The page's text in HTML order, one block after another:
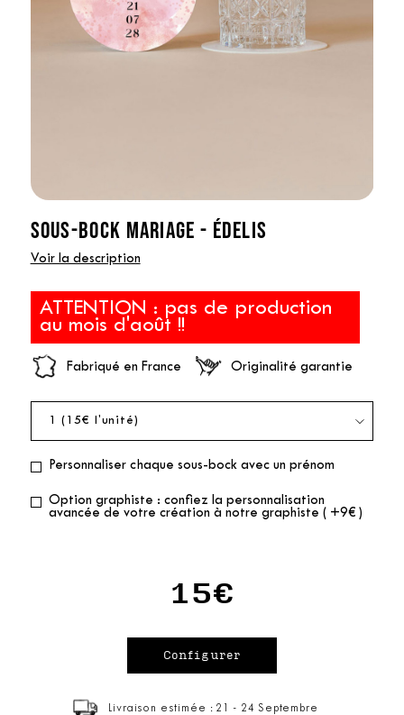
SOUS-BOCK MARIAGE - ÉDELIS
Voir la description
ATTENTION : pas de production
au mois d'août !!
Fabriqué en France Originalité garantie
Personnaliser chaque sous-bock avec un prénom
Option graphiste : confiez la personnalisation
avancée de votre création à notre graphiste ( +9€ )
15€
Livraison estimée : 21 - 24 Septembre